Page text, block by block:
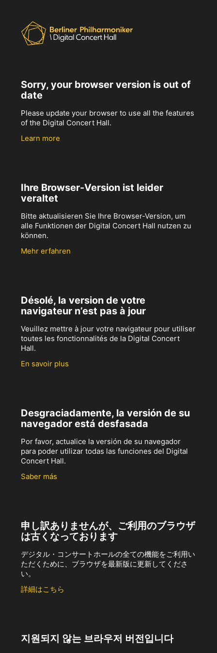
Sorry, your browser version is out of
date
Please update your browser to use all the features
of the Digital Concert Hall.
Learn more
Ihre Browser-Version ist leider
veraltet
Bitte aktualisieren Sie Ihre Browser-Version, um
alle Funktionen der Digital Concert Hall nutzen zu
können.
Mehr erfahren
Désolé, la version de votre
navigateur n’est pas à jour
Veuillez mettre à jour votre navigateur pour utiliser
toutes les fonctionnalités de la Digital Concert
Hall.
En savoir plus
Desgraciadamente, la versión de su
navegador está desfasada
Por favor, actualice la versión de su navegador
para poder utilizar todas las funciones del Digital
Concert Hall.
Saber más
申し訳ありませんが、ご利用のブラウザ
は古くなっております
デジタル・コンサートホールの全ての機能をご利用い
ただくために、ブラウザを最新版に更新してくださ
い。
詳細はこちら
지원되지 않는 브라우저 버전입니다